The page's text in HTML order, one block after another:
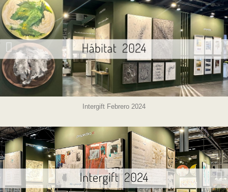
Intergift Febrero 2024